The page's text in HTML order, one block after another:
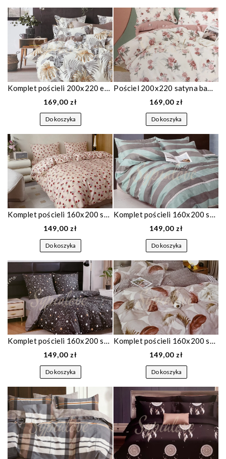
Komplet pościeli 200x220 ecru w liście 1527
169,00 zł
Do koszyka
Pościel 200x220 satyna bawełniana biała w róże 1663
169,00 zł
Do koszyka
Komplet pościeli 160x200 satyna bawełniana w drobne różyczki 1824
149,00 zł
Do koszyka
Komplet pościeli 160x200 satyna bawełniana w niebieskie pasy 1823
149,00 zł
Do koszyka
Komplet pościeli 160x200 satyna bawełniana grafitowa w gwiazdki 1868
149,00 zł
Do koszyka
Komplet pościeli 160x200 satyna bawełniana w pióra 1833
149,00 zł
Do koszyka